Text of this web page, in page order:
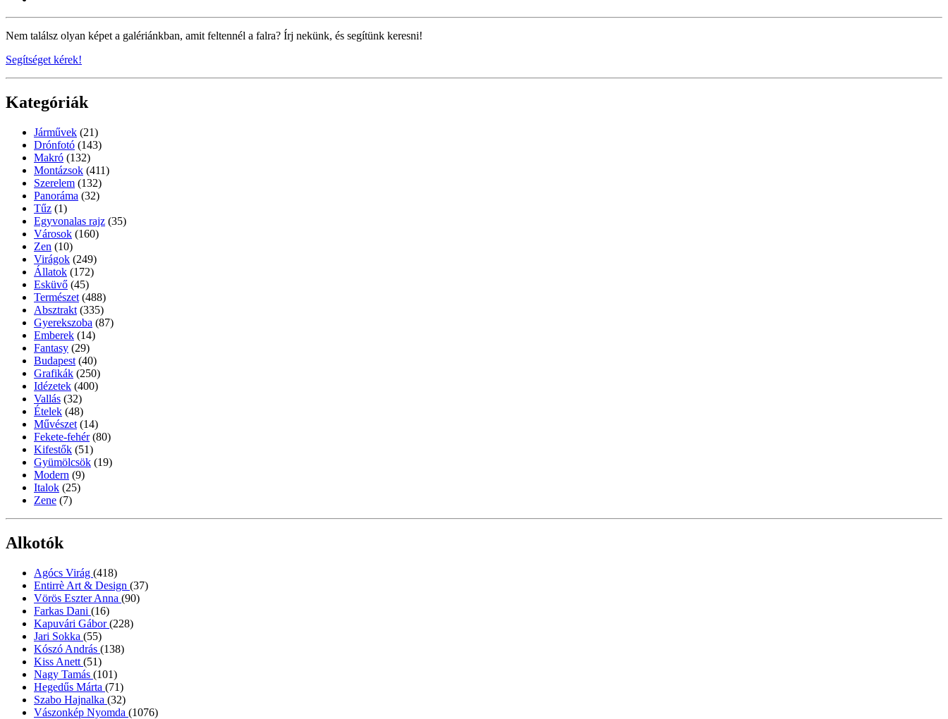
Nem találsz olyan képet a galériánkban, amit feltennél a falra? Írj nekünk, és segítünk keresni!
Segítséget kérek!
Kategóriák
Járművek (21)
Drónfotó (143)
Makró (132)
Montázsok (411)
Szerelem (132)
Panoráma (32)
Tűz (1)
Egyvonalas rajz (35)
Városok (160)
Zen (10)
Virágok (249)
Állatok (172)
Esküvő (45)
Természet (488)
Absztrakt (335)
Gyerekszoba (87)
Emberek (14)
Fantasy (29)
Budapest (40)
Grafikák (250)
Idézetek (400)
Vallás (32)
Ételek (48)
Művészet (14)
Fekete-fehér (80)
Kifestők (51)
Gyümölcsök (19)
Modern (9)
Italok (25)
Zene (7)
Alkotók
Agócs Virág (418)
Entirrè Art & Design (37)
Vörös Eszter Anna (90)
Farkas Dani (16)
Kapuvári Gábor(228)
Jari Sokka (55)
Kószó András (138)
Kiss Anett (51)
Nagy Tamás (101)
Hegedűs Márta (71)
Szabo Hajnalka (32)
Vászonkép Nyomda (1076)